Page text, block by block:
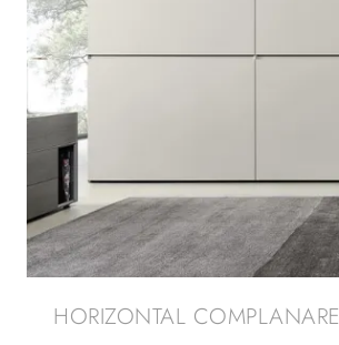
HORIZONTAL COMPLANARE